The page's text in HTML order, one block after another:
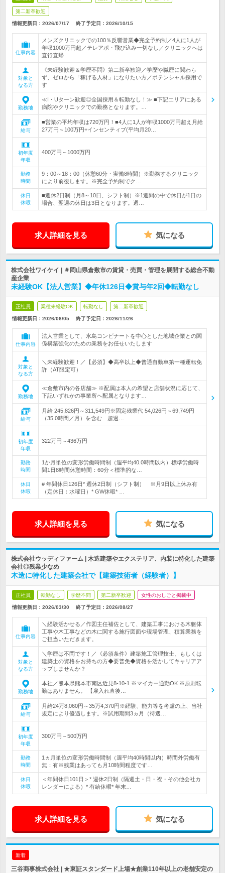
第二新卒歓迎
情報更新日：2026/07/17 終了予定日： 2026/10/15
仕事内容
メンズクリニックでの100％反響営業◆完全予約制／4人に1人が
年収1000万円超／テレアポ・飛び込み一切なし／クリニックへは
直行直帰
対象と
なる方
《未経験歓迎＆学歴不問》第二新卒歓迎／学歴や職歴に関わら
ず、ゼロから「稼げる人材」になりたい方／ポテンシャル採用で
す
勤務地
≪I・Uターン歓迎◎全国採用＆転勤なし！≫ ■下記エリアにある
病院やクリニックでの勤務となります。…
給与
■営業の平均年収は720万円！■4人に1人が年収1000万円超え月給
27万円～100万円+インセンティブ(平均月20…
初年度
年収
400万円～1000万円
勤務
時間
9：00～18：00（休憩60分・実働8時間）※勤務するクリニック
により前後します。※完全予約制でク…
休日
休暇
■週休2日制（月8～10日、シフト制）※1週間の中で休日が1日の
場合、翌週の休日は3日となります。週…
求人詳細を見る 気になる
株式会社ワイケイ | ＃岡山県倉敷市の賃貸・売買・管理を展開する総合不動
産企業
未経験OK【法人営業】◆年休126日◆賞与年2回◆転勤なし
正社員 業種未経験OK 転勤なし 第二新卒歓迎
情報更新日：2026/06/05 終了予定日： 2026/11/26
仕事内容
法人営業として、水島コンビナートを中心とした地域企業との関
係構築強化のための業務をお任せいたします
対象と
なる方
＼未経験歓迎！／【必須】◆高卒以上◆普通自動車第一種運転免
許（AT限定可）
勤務地
≪倉敷市内の各店舗≫ ※配属は本人の希望と店舗状況に応じて、
下記いずれかの事業所へ配属となります…
給与
月給 245,826円～311,549円※固定残業代 54,026円～69,749円
（35.0時間／月）を含む 超過…
初年度
年収
322万円～436万円
勤務
時間
1か月単位の変形労働時間制（週平均40.0時間以内）標準労働時
間1日8時間休憩時間：60分＜標準的な…
休日
休暇
# 年間休日126日* 週休2日制（シフト制） ※月9日以上休み有
（定休日：水曜日）* GW休暇* …
求人詳細を見る 気になる
株式会社ウッディファーム | 木造建築やエクステリア、内装に特化した建築
会社◎残業少なめ
木造に特化した建築会社で【建築技術者（経験者）】
正社員 転勤なし 学歴不問 第二新卒歓迎 女性のおしごと掲載中
情報更新日：2026/03/30 終了予定日： 2026/08/27
仕事内容
＼経験活かせる／作図主任補佐として、建築工事における木躯体
工事や木工事などの木に関する施行図面や現場管理、積算業務を
ご担当いただきます。
対象と
なる方
＼学歴は不問です！／《必須条件》建築施工管理技士、もしくは
建築士の資格をお持ちの方◆要普免◆資格を活かしてキャリアア
ップしませんか？
勤務地
本社／熊本県熊本市南区近見8-10-1 ※マイカー通勤OK ※原則転
勤はありません。 【雇入れ直後…
給与
月給24万8,060円～35万4,370円※経験、能力等を考慮の上、当社
規定により優遇します。※試用期間3ヵ月（待遇…
初年度
年収
300万円～500万円
勤務
時間
1ヵ月単位の変形労働時間制（週平均40時間以内）時間外労働有
無：有※残業はあっても月10時間程度です…
休日
休暇
＜年間休日101日＞* 週休2日制（隔週土・日・祝・その他会社カ
レンダーによる）* 有給休暇* 年末…
求人詳細を見る 気になる
新着
三谷商事株式会社 | ★東証スタンダード上場★創業110年以上の老舗安定の